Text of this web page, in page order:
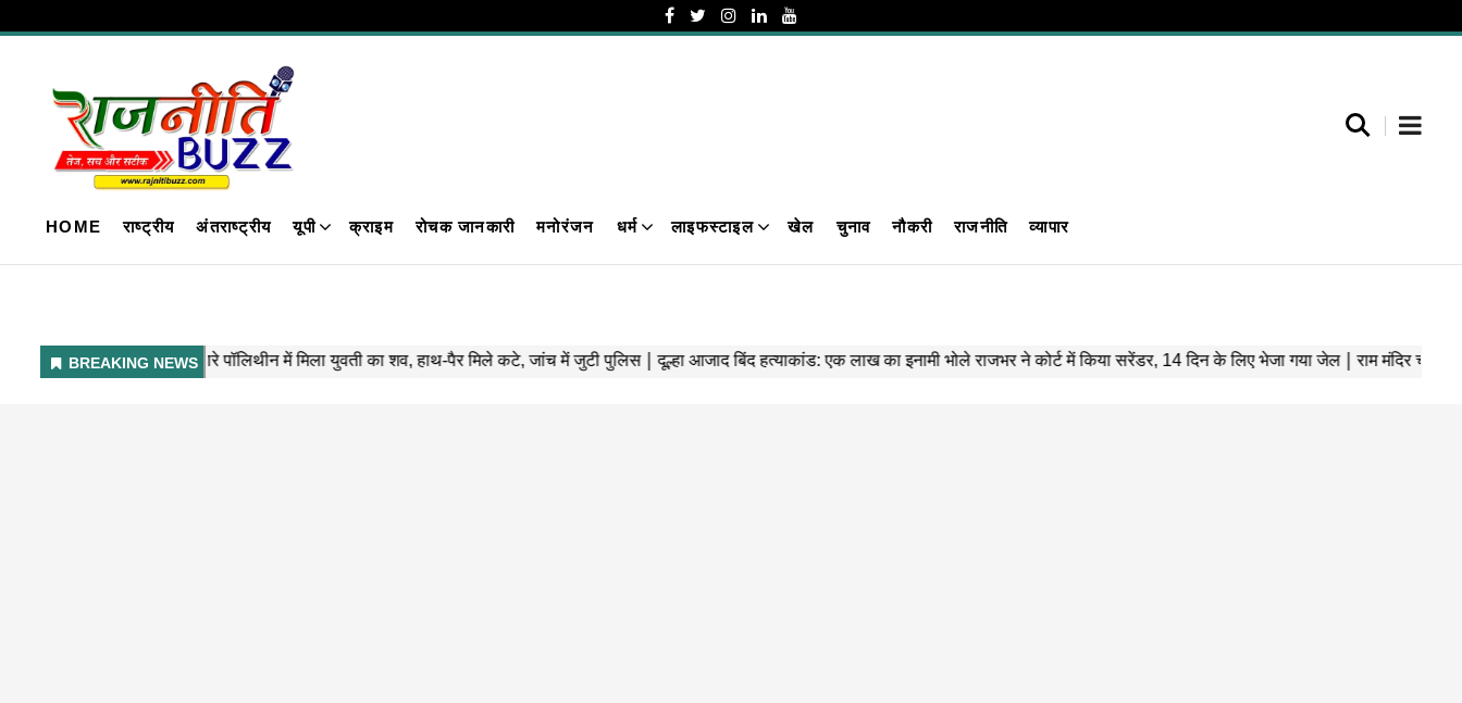
HOME राष्ट्रीय अंतराष्ट्रीय यूपी क्राइम रोचक जानकारी मनोरंजन धर्म लाइफस्टाइल खेल चुनाव नौकरी राजनीति व्यापार